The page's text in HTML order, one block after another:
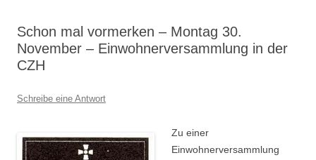
Schon mal vormerken – Montag 30.
November – Einwohnerversammlung in der
CZH
Schreibe eine Antwort
Zu einer
Einwohnerversammlung